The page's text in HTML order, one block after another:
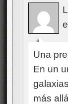
Una
En un
más